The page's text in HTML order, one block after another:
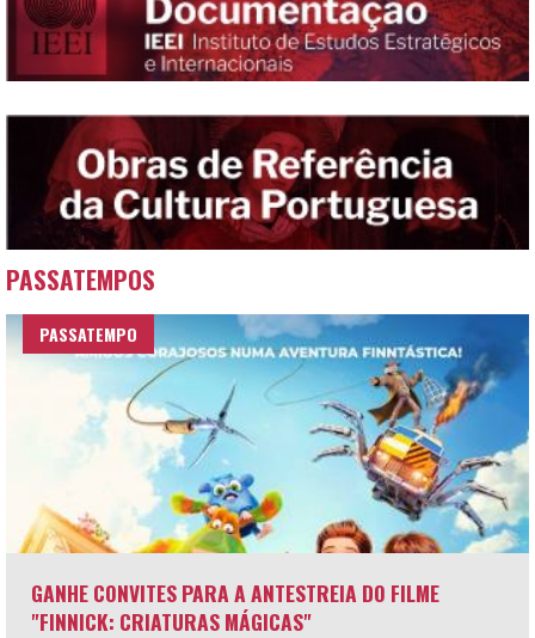
PASSATEMPOS
PASSATEMPO
GANHE CONVITES PARA A ANTESTREIA DO FILME
"FINNICK: CRIATURAS MÁGICAS"